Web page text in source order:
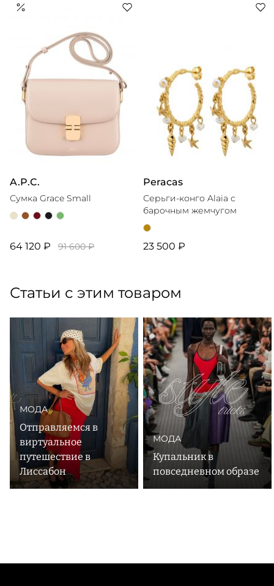
универсальность вещей, лаконичность с ноткой
еще один приоритет марки: бренд обладает
сертификатом GOTS, использует экологичное сырье,
отслеживает цепочку поставок и совершенствует
A.P.C.
Сумка Grace Small
64 120 ₽ 91 600 ₽
Peracas
Серьги-конго Alaia с
барочным жемчугом
23 500 ₽
Статьи с этим товаром
МОДА
Отправляемся в
виртуальное
путешествие в
Лиссабон
МОДА
Купальник в
повседневном образе